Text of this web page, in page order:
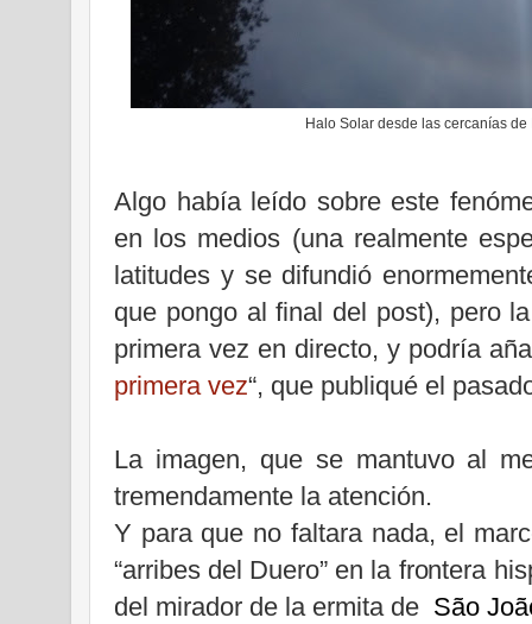
Halo Solar desde las cercanías
Algo había leído sobre este
en los medios (una realmente
latitudes y se difundió
que pongo al final del post), pero
primera vez en directo, y podría
primera vez“, que publiqué el
La imagen, que se mantuvo al
tremendamente la atención.
Y para que no faltara nada, el
“arribes del Duero” en la frontera
del mirador de la ermita de São